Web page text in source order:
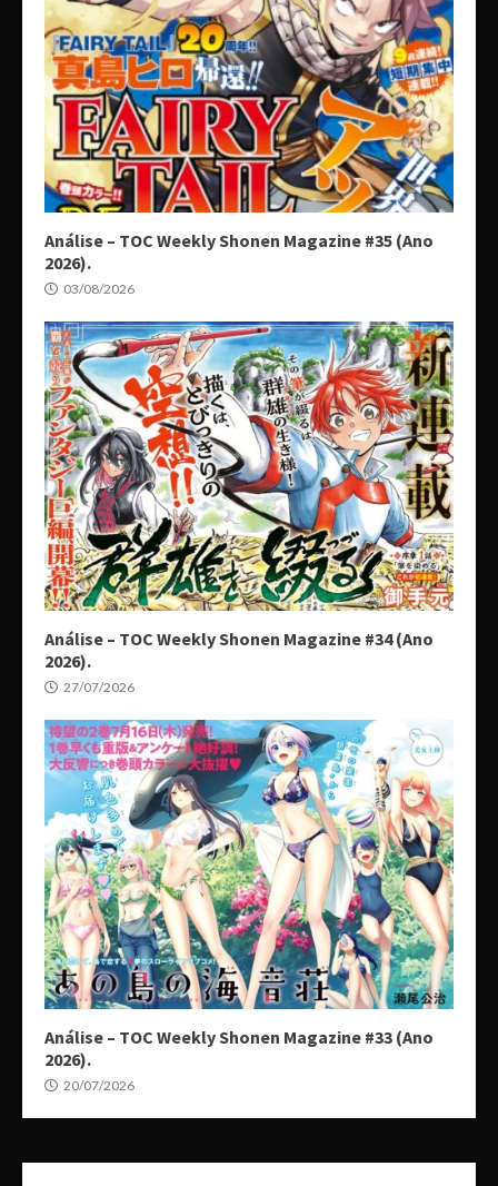
Análise – TOC Weekly Shonen Magazine #35 (Ano
2026).
03/08/2026
Análise – TOC Weekly Shonen Magazine #34 (Ano
2026).
27/07/2026
Análise – TOC Weekly Shonen Magazine #33 (Ano
2026).
20/07/2026